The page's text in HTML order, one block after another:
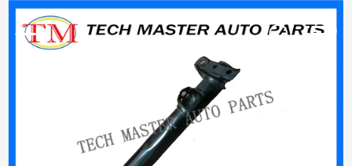
PRODUCTEN
master
auto